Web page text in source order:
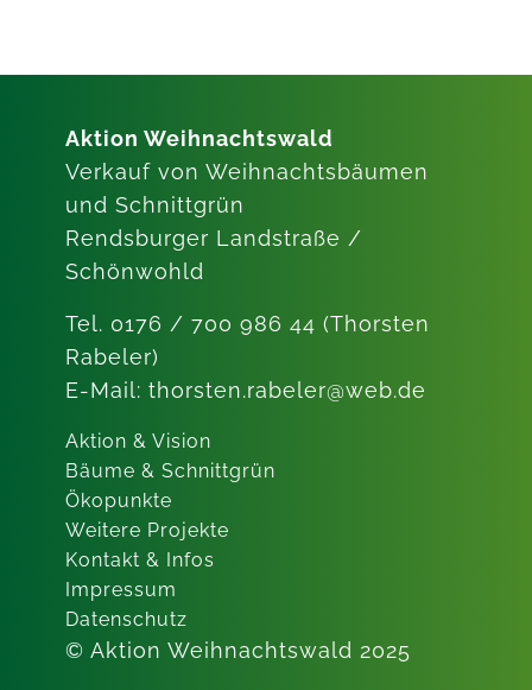
Aktion Weihnachtswald
Verkauf von Weihnachtsbäumen
und Schnittgrün
Rendsburger Landstraße /
Schönwohld
Tel. 0176 / 700 986 44 (Thorsten
Rabeler)
E-Mail: thorsten.rabeler@web.de
Aktion & Vision
Bäume & Schnittgrün
Ökopunkte
Weitere Projekte
Kontakt & Infos
Impressum
Datenschutz
© Aktion Weihnachtswald 2025